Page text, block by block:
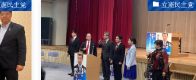
民主党 立憲民主党